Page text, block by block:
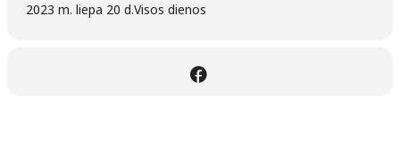
2023 m. liepa 20 d.Visos dienos